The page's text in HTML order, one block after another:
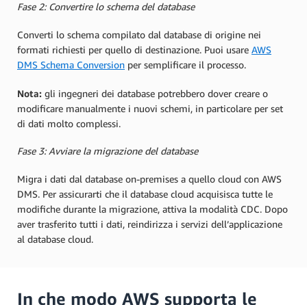
Fase 2: Convertire lo schema del database
Converti lo schema compilato dal database di origine nei
formati richiesti per quello di destinazione. Puoi usare AWS
DMS Schema Conversion per semplificare il processo.
Nota: gli ingegneri dei database potrebbero dover creare o
modificare manualmente i nuovi schemi, in particolare per set
di dati molto complessi.
Fase 3: Avviare la migrazione del database
Migra i dati dal database on-premises a quello cloud con AWS
DMS. Per assicurarti che il database cloud acquisisca tutte le
modifiche durante la migrazione, attiva la modalità CDC. Dopo
aver trasferito tutti i dati, reindirizza i servizi dell’applicazione
al database cloud.
In che modo AWS supporta le